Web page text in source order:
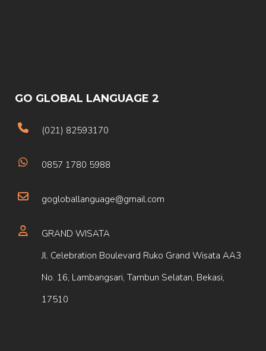
GO GLOBAL LANGUAGE 2
(021) 82593170
0857 1780 5988
gogloballanguage@gmail.com
GRAND WISATA
Jl. Celebration Boulevard Ruko Grand Wisata AA3
No. 16, Lambangsari, Tambun Selatan, Bekasi,
17510